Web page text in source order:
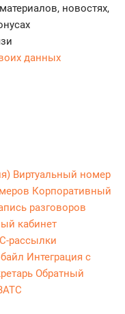
новостях,
данных
Виртуальный номер
Корпоративный
разговоров
кабинет
рассылки
Интеграция с
Обратный